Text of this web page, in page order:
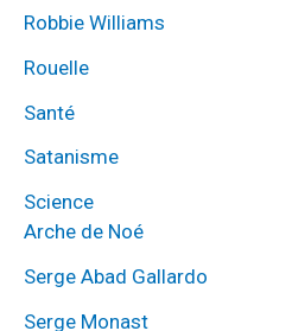
Robbie Williams
Rouelle
Santé
Satanisme
Science
Arche de Noé
Serge Abad Gallardo
Serge Monast